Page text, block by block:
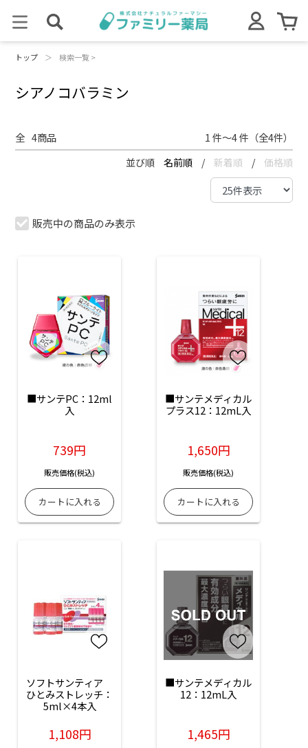
トップ ＞ 検索一覧 >
シアノコバラミン
全 4商品 1 件～4 件（全4件）
並び順 名前順 / 新着順 / 価格順
販売中の商品のみ表示
■サンテPC：12ml
入
739円
販売価格(税込)
■サンテメディカル
プラス12：12mL入
1,650円
販売価格(税込)
ソフトサンティア
ひとみストレッチ：
5ml×4本入
1,108円
■サンテメディカル
12：12mL入
1,465円